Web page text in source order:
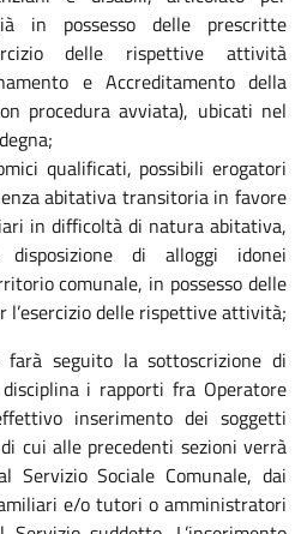
possesso delle prescritte
delle rispettive attività
e Accreditamento della
procedura avviata), ubicati nel
qualificati, possibili erogatori
abitativa transitoria in favore
in difficoltà di natura abitativa,
di alloggi idonei
comunale, in possesso delle
l’esercizio delle rispettive attività;
farà seguito la sottoscrizione di
i rapporti fra Operatore
inserimento dei soggetti
cui alle precedenti sezioni verrà
Servizio Sociale Comunale, dai
e/o tutori o amministratori